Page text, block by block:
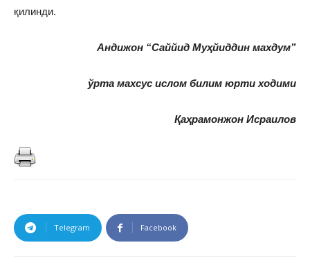
қилинди.
Андижон “Саййид Муҳйиддин махдум”
ўрта махсус ислом билим юрти ходими
Қаҳрамонжон Исраилов
Telegram Facebook